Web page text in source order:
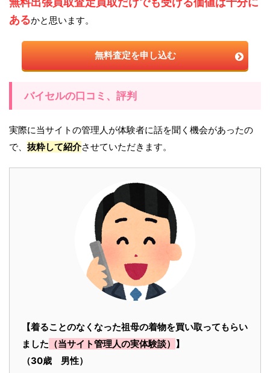
あるかと思います。
無料査定を申し込む
バイセルの口コミ、評判
実際に当サイトの管理人が体験者に話を聞く機会があったの
で、 抜粋して紹介させていただきます。
【着ることのなくなった祖母の着物を買い取ってもらい
ました （当サイト管理人の実体験談） 】
（30歳 男性）